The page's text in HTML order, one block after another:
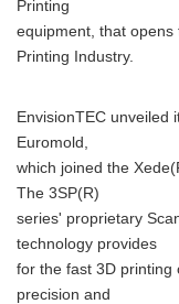
Printing
equipment, that
Printing Industry.
EnvisionTEC unveiled
Euromold,
which joined the
The 3SP(R)
series' proprietary
technology provides
for the fast 3D printing
precision and